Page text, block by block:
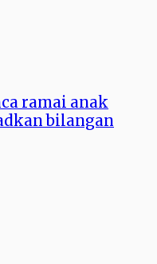
ramai anak
bilangan